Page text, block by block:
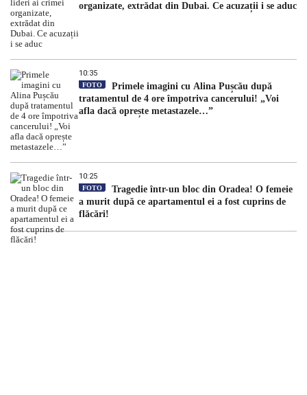
organizate, extrădat din Dubai. Ce acuzații i se aduc
10:35
FOTO
Primele imagini cu Alina Pușcău după
tratamentul de 4 ore împotriva cancerului! „Voi
afla dacă oprește metastazele…”
10:25
FOTO
Tragedie într-un bloc din Oradea! O femeie
a murit după ce apartamentul ei a fost cuprins de
flăcări!